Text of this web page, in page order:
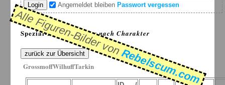
Login Angemeldet bleiben Passwort vergessen
Spezial-Listen: >Figur nach Charakter
Alle Figuren-Bilder von
Rebelscum.com
zurück zur Übersicht
GrossmoffWilhuffTarkin